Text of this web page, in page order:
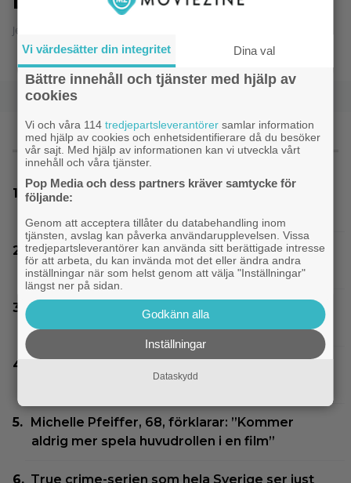
Jesper Ström - 8.6.2014 20:49
MEST LÄST
Samantha Morton får inga roller längre: ”Jag
18-åring tjänade 13 000 000 kronor på sitt
Steam-spel – fick betala tillbaka allt
Experter väljer ut tidernas 100 bästa tv-spel:
”The Last of Us” på plats 2
som en succé på HBO Max
Michelle Pfeiffer, 68, förklarar: ”Kommer
aldrig mer spela huvudrollen i en film”
True crime-serien som hela Sverige ser just
Vi värdesätter din integritet Dina val
Bättre innehåll och tjänster med hjälp av
cookies
Vi och våra 114tredjepartsleverantörer samlar information
med hjälp av cookies och enhetsidentifierare då du besöker
vår sajt. Med hjälp av informationen kan vi utveckla vårt
innehåll och våra tjänster.
Pop Media och dess partners kräver samtycke för
följande:
Genom att acceptera tillåter du databehandling inom
tjänsten, avslag kan påverka användarupplevelsen. Vissa
tredjepartsleverantörer kan använda sitt berättigade intresse
för att arbeta, du kan invända mot det eller ändra andra
inställningar när som helst genom att välja "Inställningar"
längst ner på sidan.
Godkänn alla
Inställningar
Dataskydd